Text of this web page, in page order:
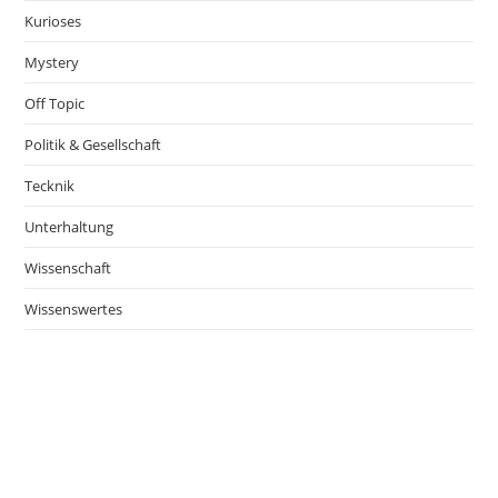
Kurioses
Mystery
Off Topic
Politik & Gesellschaft
Tecknik
Unterhaltung
Wissenschaft
Wissenswertes